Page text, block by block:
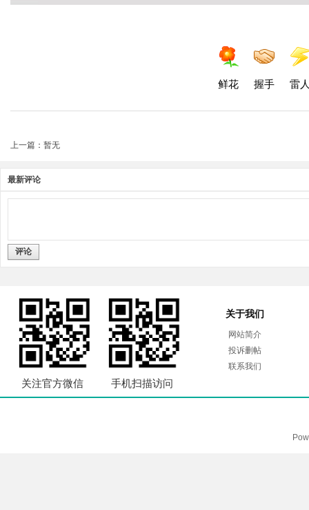
鲜花 握手 雷
上一篇：暂无
最新评论
评论
关注官方微信 手机扫描访问
关于我们
网站简介
投诉删帖
联系我们